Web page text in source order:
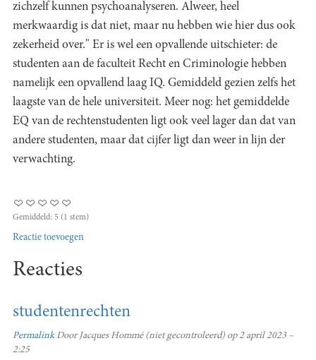
zichzelf kunnen psychoanalyseren. Alweer, heel
merkwaardig is dat niet, maar nu hebben wie hier dus ook
zekerheid over." Er is wel een opvallende uitschieter: de
studenten aan de faculteit Recht en Criminologie hebben
namelijk een opvallend laag IQ. Gemiddeld gezien zelfs het
laagste van de hele universiteit. Meer nog: het gemiddelde
EQ van de rechtenstudenten ligt ook veel lager dan dat van
andere studenten, maar dat cijfer ligt dan weer in lijn der
verwachting.
Gemiddeld: 5 (1 stem)
Reactie toevoegen
Reacties
studentenrechten
PermalinkDoorJacques Hommé (niet gecontroleerd) op 2 april 2023 –
2:25